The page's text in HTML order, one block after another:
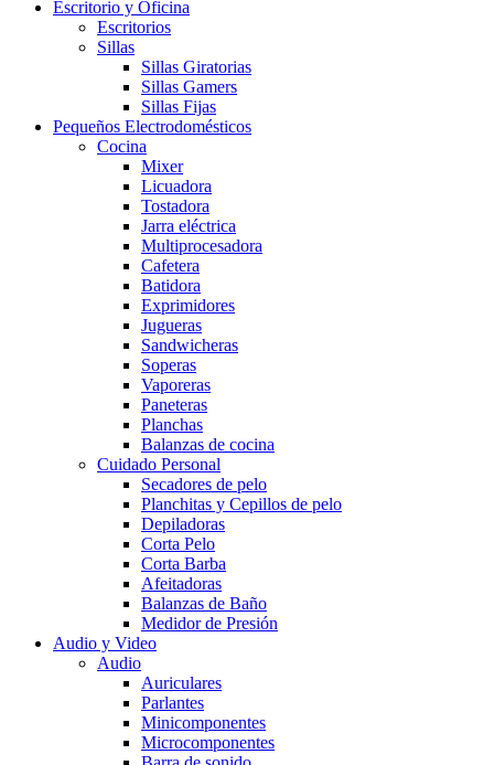
Escritorio y Oficina
Escritorios
Sillas
Sillas Giratorias
Sillas Gamers
Sillas Fijas
Pequeños Electrodomésticos
Cocina
Mixer
Licuadora
Tostadora
Jarra eléctrica
Multiprocesadora
Cafetera
Batidora
Exprimidores
Jugueras
Sandwicheras
Soperas
Vaporeras
Paneteras
Planchas
Balanzas de cocina
Cuidado Personal
Secadores de pelo
Planchitas y Cepillos de pelo
Depiladoras
Corta Pelo
Corta Barba
Afeitadoras
Balanzas de Baño
Medidor de Presión
Audio y Video
Audio
Auriculares
Parlantes
Minicomponentes
Microcomponentes